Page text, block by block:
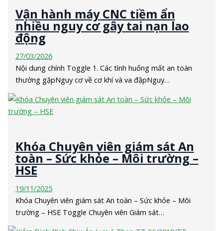
Vận hành máy CNC tiềm ẩn
nhiều nguy cơ gây tai nạn lao
động
27/03/2026
Nội dung chính Toggle 1. Các tình huống mất an toàn
thường gặpNguy cơ về cơ khí và va đậpNguy…
Khóa Chuyên viên giám sát An
toàn – Sức khỏe – Môi trường –
HSE
19/11/2025
Khóa Chuyên viên giám sát An toàn – Sức khỏe – Môi
trường – HSE Toggle Chuyên viên Giám sát…